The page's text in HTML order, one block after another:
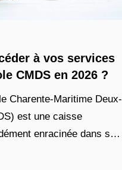
à vos services
CMDS en 2026 ?
Charente-Maritime Deux-
est une caisse
enracinée dans son